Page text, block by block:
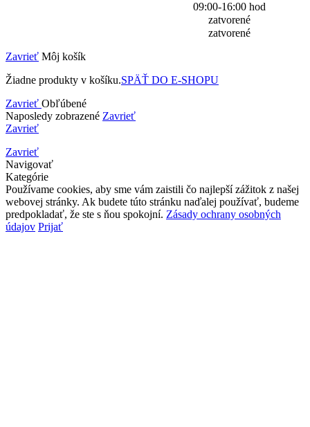
09:00-16:00 hod
zatvorené
zatvorené
Zavrieť Môj košík
Žiadne produkty v košíku.SPÄŤ DO E-SHOPU
Zavrieť Obľúbené
Naposledy zobrazené Zavrieť
Zavrieť
Zavrieť
Navigovať
Kategórie
Používame cookies, aby sme vám zaistili čo najlepší zážitok z našej
webovej stránky. Ak budete túto stránku naďalej používať, budeme
predpokladať, že ste s ňou spokojní. Zásady ochrany osobných
údajov Prijať